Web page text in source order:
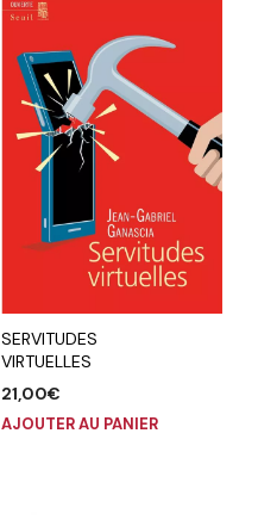
SERVITUDES
VIRTUELLES
21,00€
AJOUTER AU PANIER